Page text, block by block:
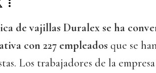
de vajillas Duralex se ha
con 227 empleados que se
Los trabajadores de la